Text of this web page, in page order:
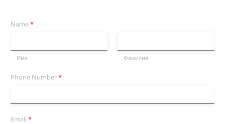
Name*
Имя Фамилия
Phone Number*
Email *